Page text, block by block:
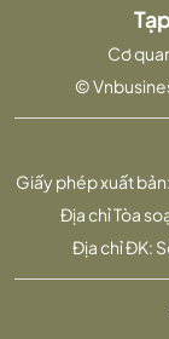
Giấy phép xuất
Địa chỉ Tòa
Địa chỉ ĐK:
Cơ
©